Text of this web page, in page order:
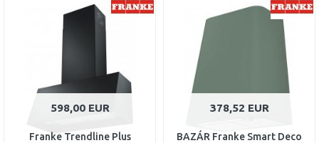
DO KOŠÍKA DO KOŠÍKA
598,00 EUR
Franke Trendline Plus
378,52 EUR
BAZÁR Franke Smart Deco